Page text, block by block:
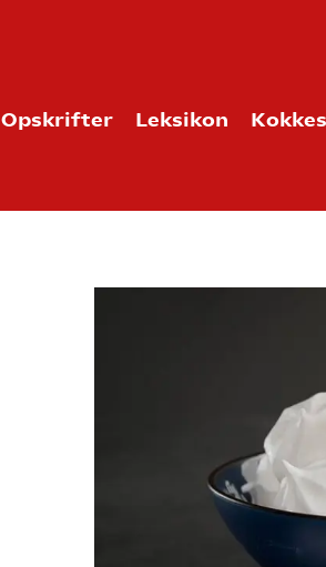
Opskrifter Leksikon